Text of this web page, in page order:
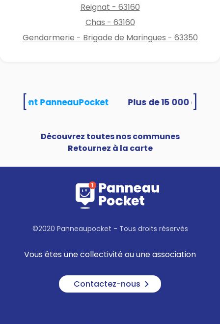
Reignat - 63160
Chas - 63160
Gendarmerie - Brigade de Maringues - 63350
PanneauPocket
Découvrez toutes nos communes
Retournez à la carte
©2020 Panneaupocket - Tous droits réservés
Vous êtes une collectivité ou une association
Contactez-nous